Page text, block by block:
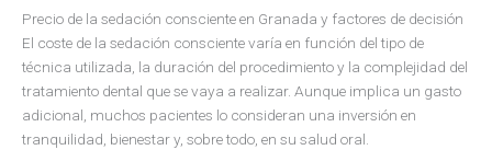
Precio de la sedación consciente en Granada y factores de decisión
El coste de la sedación consciente varía en función del tipo de
técnica utilizada, la duración del procedimiento y la complejidad del
tratamiento dental que se vaya a realizar. Aunque implica un gasto
adicional, muchos pacientes lo consideran una inversión en
tranquilidad, bienestar y, sobre todo, en su salud oral.